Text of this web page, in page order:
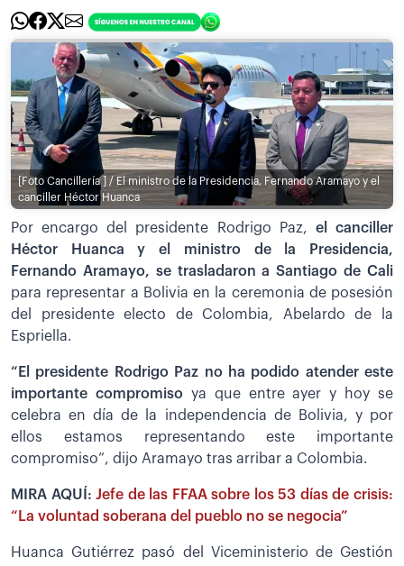
[Foto Cancillería ] / El ministro de la Presidencia, Fernando Aramayo y el
canciller Héctor Huanca
Por encargo del presidente Rodrigo Paz, el canciller
Héctor Huanca y el ministro de la Presidencia,
Fernando Aramayo, se trasladaron a Santiago de Cali
para representar a Bolivia en la ceremonia de posesión
del presidente electo de Colombia, Abelardo de la
Espriella.
“El presidente Rodrigo Paz no ha podido atender este
importante compromisoya que entre ayer y hoy se
celebra en día de la independencia de Bolivia, y por
ellos estamos representando este importante
compromiso”, dijo Aramayo tras arribar a Colombia.
MIRA AQUÍ: Jefe de las FFAA sobre los 53 días de crisis:
“La voluntad soberana del pueblo no se negocia”
Huanca Gutiérrez pasó del Viceministerio de Gestión